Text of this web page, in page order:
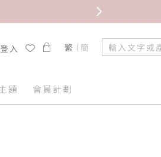
入 繁 簡
題 會員計劃